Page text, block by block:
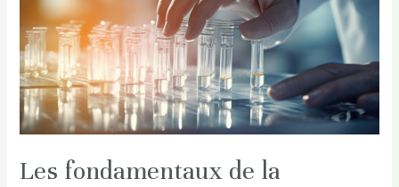
Les fondamentaux de la
pharmacologie
pour
les
secrétaires
en
Pharmacie